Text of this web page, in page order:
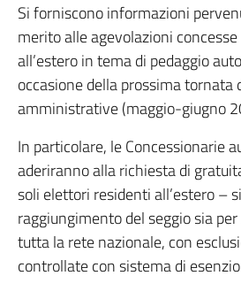
Si forniscono informazioni
merito alle agevolazioni
all’estero in tema di pedaggio
occasione della prossima tornata
amministrative (maggio-giugno
In particolare, le Concessionarie
aderiranno alla richiesta di
soli elettori residenti all’estero –
raggiungimento del seggio sia
tutta la rete nazionale, con
controllate con sistema di